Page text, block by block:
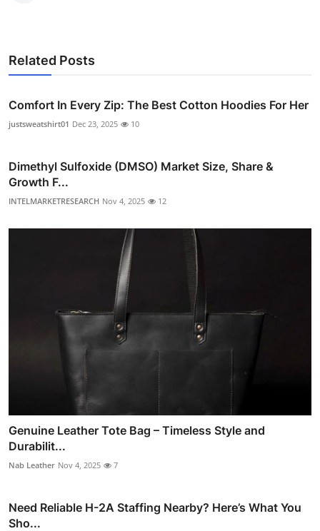
Related Posts
Comfort In Every Zip: The Best Cotton Hoodies For Her
justsweatshirt01 Dec 23, 2025 10
Dimethyl Sulfoxide (DMSO) Market Size, Share &
Growth F...
INTELMARKETRESEARCH Nov 4, 2025 12
Genuine Leather Tote Bag – Timeless Style and
Durabilit...
Nab Leather Nov 4, 2025 7
Need Reliable H-2A Staffing Nearby? Here’s What You
Sho...